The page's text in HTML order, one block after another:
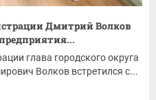
Дмитрий Волков
глава городского округа
Волков встретился с...